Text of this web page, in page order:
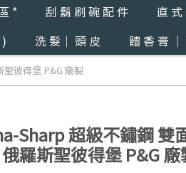
* 刮 鬍 刷 碗 配 件 直 式
洗 髮｜ 頭 皮 體 香 膏
彼得堡 P&G 廠製
Sharp 超級不鏽鋼 雙
羅斯聖彼得堡 P&G 廠